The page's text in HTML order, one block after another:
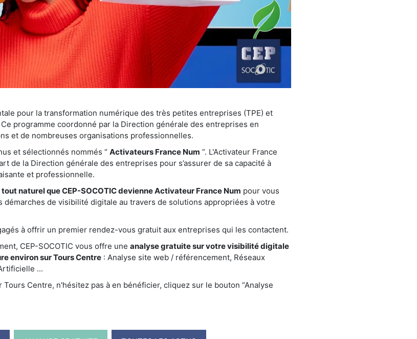
pour la transformation numérique des très petites entreprises (TPE) et
programme coordonné par la Direction générale des entreprises en
et de nombreuses organisations professionnelles.
et sélectionnés nommés “ Activateurs France Num ”. L'Activateur France
de la Direction générale des entreprises pour s’assurer de sa capacité à
et professionnelle.
naturel que CEP-SOCOTIC devienne Activateur France Num pour vous
démarches de visibilité digitale au travers de solutions appropriées à votre
à offrir un premier rendez-vous gratuit aux entreprises qui les contactent.
CEP-SOCOTIC vous offre une analyse gratuite sur votre visibilité digitale
environ sur Tours Centre: Analyse site web / référencement, Réseaux
...
Centre, n'hésitez pas à en bénéficier, cliquez sur le bouton “Analyse